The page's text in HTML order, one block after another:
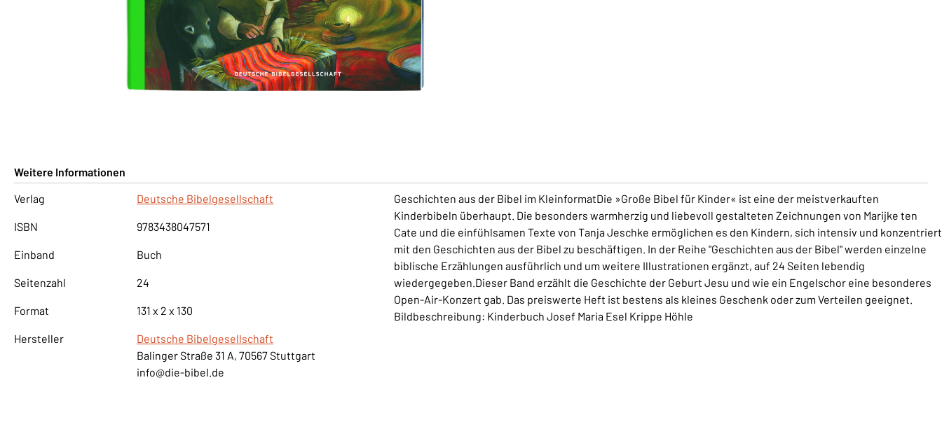
Weitere Informationen
Verlag
Deutsche Bibelgesellschaft
ISBN 9783438047571
Einband Buch
Seitenzahl 24
Format 131 x 2 x 130
Hersteller
Deutsche Bibelgesellschaft
Balinger Straße 31 A, 70567 Stuttgart
info@die-bibel.de
Geschichten aus der Bibel im KleinformatDie »Große Bibel für Kinder« ist eine der meistverkauften
Kinderbibeln überhaupt. Die besonders warmherzig und liebevoll gestalteten Zeichnungen von Marijke ten
Cate und die einfühlsamen Texte von Tanja Jeschke ermöglichen es den Kindern, sich intensiv und konzentriert
mit den Geschichten aus der Bibel zu beschäftigen. In der Reihe "Geschichten aus der Bibel" werden einzelne
biblische Erzählungen ausführlich und um weitere Illustrationen ergänzt, auf 24 Seiten lebendig
wiedergegeben.Dieser Band erzählt die Geschichte der Geburt Jesu und wie ein Engelschor eine besonderes
Open-Air-Konzert gab. Das preiswerte Heft ist bestens als kleines Geschenk oder zum Verteilen geeignet.
Bildbeschreibung: Kinderbuch Josef Maria Esel Krippe Höhle